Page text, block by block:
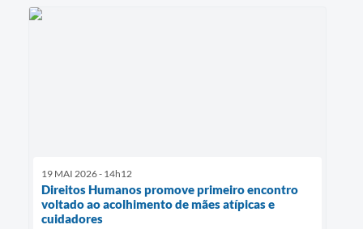
19 MAI 2026 - 14h12
Direitos Humanos promove primeiro encontro
voltado ao acolhimento de mães atípicas e
cuidadores